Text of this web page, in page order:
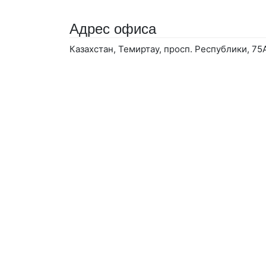
Адрес офиса
Казахстан, Темиртау, просп. Республики,